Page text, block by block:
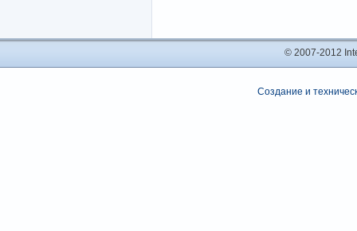
© 2007-2012
Создание и